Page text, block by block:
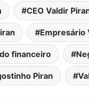
CEO Valdir
Empresário
financeiro
Piran